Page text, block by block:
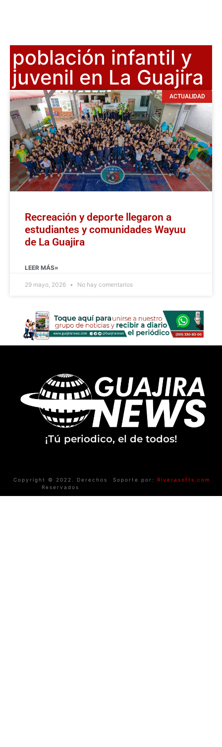
población infantil y
juvenil en La Guajira
ACTUALIDAD
Recreación y deporte llegaron a
estudiantes y comunidades Wayuu
de La Guajira
LEER MÁS»
29 mayo, 2026 No hay comentarios
¡Tú periodico, el de todos!
Copyright © 2022. Derechos
Reservados
Soporte por: Riverasofts.com